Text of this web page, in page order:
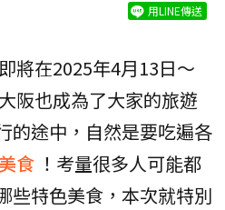
用LINE傳送
將在2025年4月13日～
阪也成為了大家的旅遊
的途中，自然是要吃遍各
美食 ！考量很多人可能都
些特色美食，本次就特別